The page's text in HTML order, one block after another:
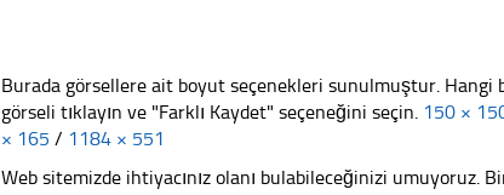
Burada görsellere ait boyut seçenekleri sunulmuştur. Hangi
görseli tıklayın ve "Farklı Kaydet" seçeneğini seçin. 150 ×
× 165 / 1184 × 551
Web sitemizde ihtiyacınız olanı bulabileceğinizi umuyoruz.